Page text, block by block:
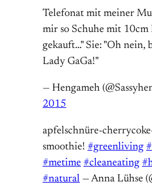
Telefonat mit meiner
mir so Schuhe mit 10cm
gekauft…" Sie: "Oh nein,
Lady GaGa!"
— Hengameh
2015
apfelschnüre-
smoothie! #greenliving
#metime #cleaneating
#natural — Anna Lühse